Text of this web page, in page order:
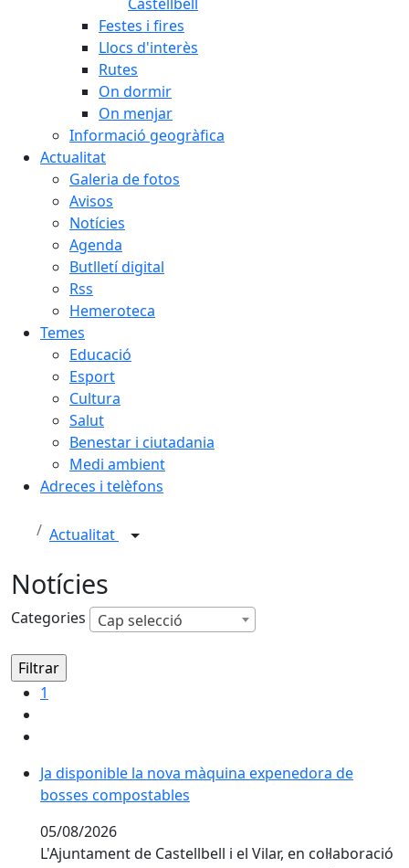
Festes i fires
Llocs d'interès
Rutes
On dormir
On menjar
Informació geogràfica
Actualitat
Galeria de fotos
Avisos
Notícies
Agenda
Butlletí digital
Rss
Hemeroteca
Temes
Educació
Esport
Cultura
Salut
Benestar i ciutadania
Medi ambient
Adreces i telèfons
Actualitat
Notícies
Categories Cap selecció
1
Ja disponible la nova màquina expenedora de
Ja disponible la nova màquina expenedora de
bosses compostables
05/08/2026
L'Ajuntament de Castellbell i el Vilar, en col·laboració